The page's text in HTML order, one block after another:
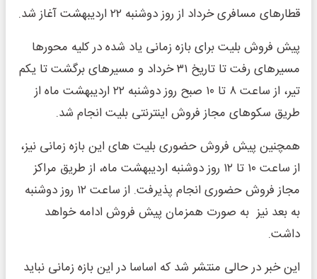
قطارهای مسافری خرداد از روز دوشنبه ۲۲ اردیبهشت آغاز شد.
پیش فروش بلیت برای بازه زمانی یاد شده در کلیه محورها
مسیرهای رفت تا تاریخ ۳۱ خرداد و مسیرهای برگشت تا یکم
تیر، از ساعت ۸ تا ۱۰ صبح روز دوشنبه ۲۲ اردیبهشت ماه از
طریق سکوهای مجاز فروش اینترنتی بلیت انجام شد.
همچنین پیش فروش حضوری بلیت های این بازه زمانی نیز،
از ساعت ۱۰ تا ۱۲ روز دوشنبه اردیبهشت ماه، از طریق مراکز
مجاز فروش حضوری انجام پذیرفت. از ساعت ۱۲ روز دوشنبه
به بعد نیز به صورت همزمان پیش فروش ادامه خواهد
داشت.
این خبر در حالی منتشر شد که اساسا در این بازه زمانی نباید